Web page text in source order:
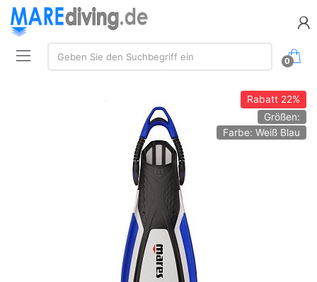
Suche:
Geben Sie den Suchbegriff ein
0
Rabatt22%
Größen:
Farbe: Weiß Blau